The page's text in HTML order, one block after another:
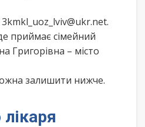
приймає сімейний
Григорівна – місто
залишити нижче.